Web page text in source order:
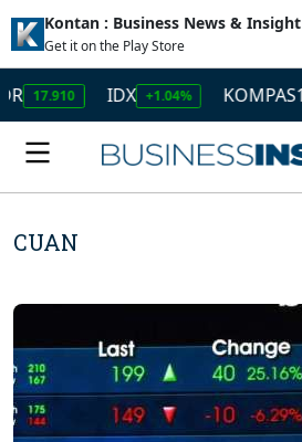
Kontan : Business News & Insight
Get it on the Play Store
IDX +1.04% KOMPAS100 +1.45%
CUAN